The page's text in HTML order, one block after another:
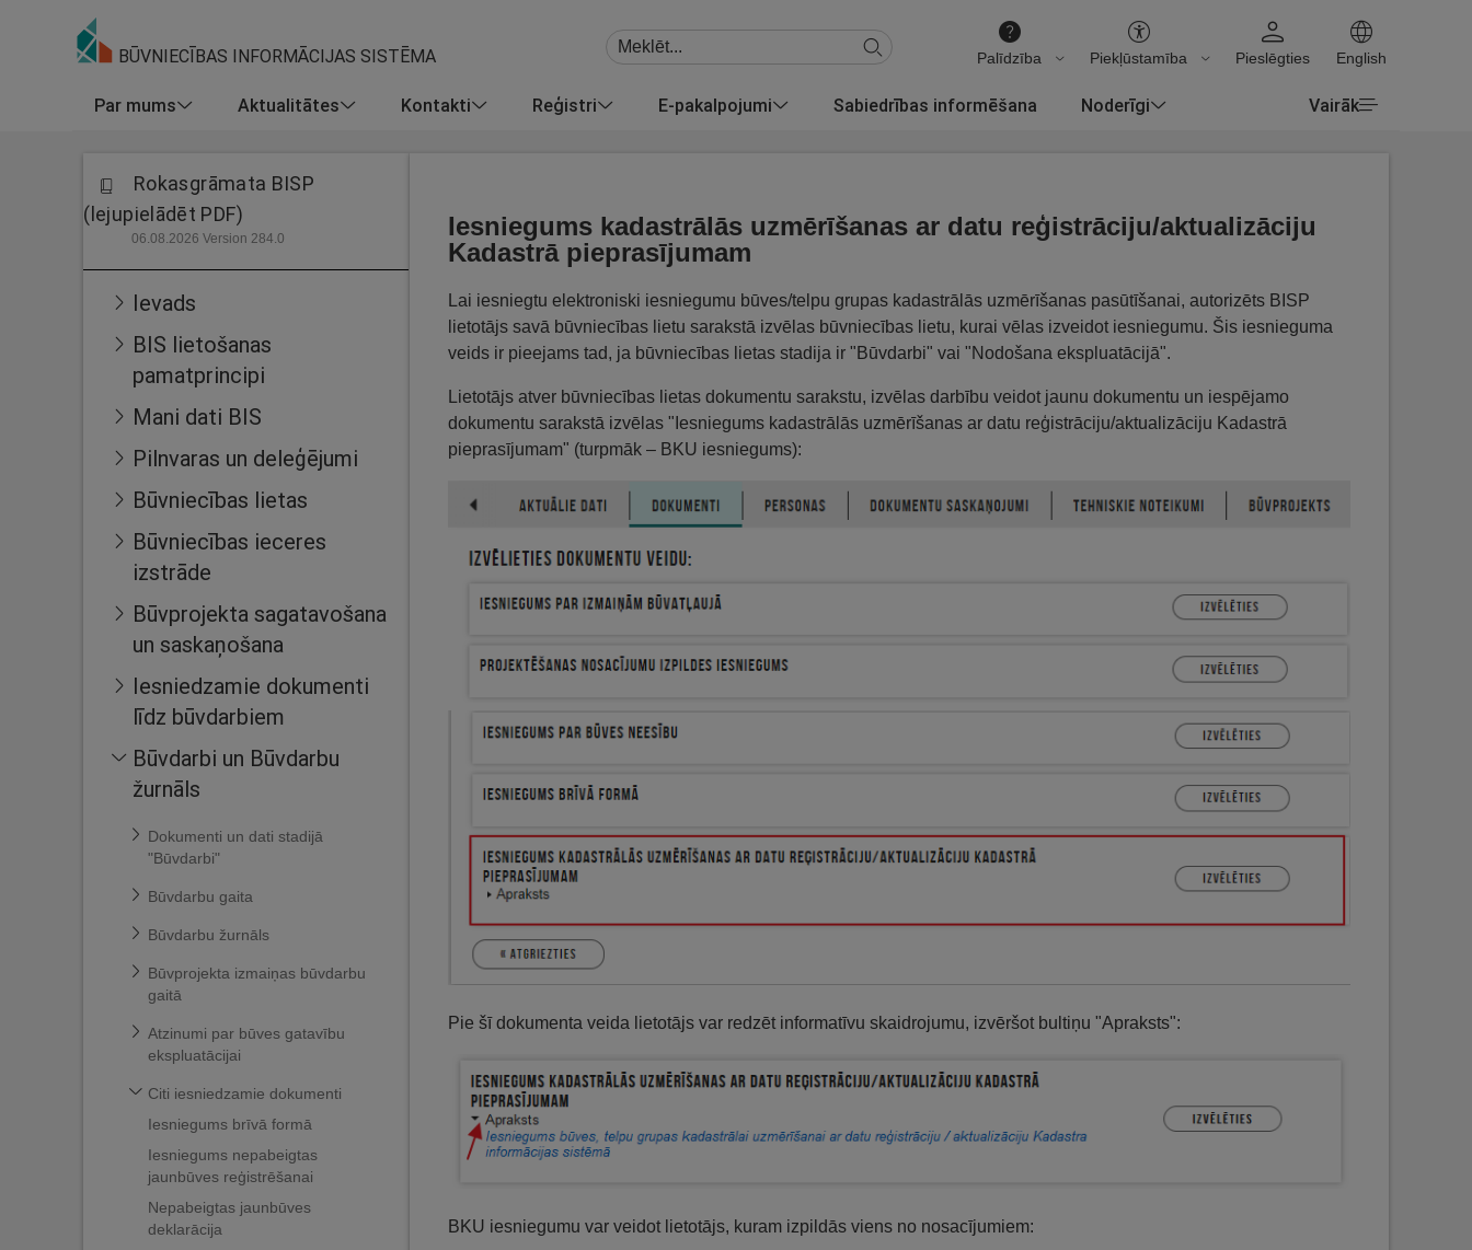
BŪVNIECĪBAS INFORMĀCIJAS SISTĒMA Palīdzība Piekļūstamība Pieslēgties English
Par mums Aktualitātes Kontakti Reģistri E-pakalpojumi Sabiedrības informēšana Noderīgi Vairāk
Rokasgrāmata BISP
(lejupielādēt PDF)
06.08.2026 Version 284.0
Ievads
BIS lietošanas
pamatprincipi
Mani dati BIS
Pilnvaras un deleģējumi
Būvniecības lietas
Būvniecības ieceres
izstrāde
Būvprojekta sagatavošana
un saskaņošana
Iesniedzamie dokumenti
līdz būvdarbiem
Būvdarbi un Būvdarbu
žurnāls
Dokumenti un dati stadijā
"Būvdarbi"
Būvdarbu gaita
Būvdarbu žurnāls
Būvprojekta izmaiņas būvdarbu
gaitā
Atzinumi par būves gatavību
ekspluatācijai
Citi iesniedzamie dokumenti
Iesniegums brīvā formā
Iesniegums nepabeigtas
jaunbūves reģistrēšanai
Nepabeigtas jaunbūves
deklarācija
Iesniegums kadastrālās uzmērīšanas ar datu reģistrāciju/aktualizāciju
Kadastrā pieprasījumam
Lai iesniegtu elektroniski iesniegumu būves/telpu grupas kadastrālās uzmērīšanas pasūtīšanai, autorizēts BISP
lietotājs savā būvniecības lietu sarakstā izvēlas būvniecības lietu, kurai vēlas izveidot iesniegumu. Šis iesnieguma
veids ir pieejams tad, ja būvniecības lietas stadija ir "Būvdarbi" vai "Nodošana ekspluatācijā".
Lietotājs atver būvniecības lietas dokumentu sarakstu, izvēlas darbību veidot jaunu dokumentu un iespējamo
dokumentu sarakstā izvēlas "Iesniegums kadastrālās uzmērīšanas ar datu reģistrāciju/aktualizāciju Kadastrā
pieprasījumam" (turpmāk – BKU iesniegums):
Pie šī dokumenta veida lietotājs var redzēt informatīvu skaidrojumu, izvēršot bultiņu "Apraksts":
BKU iesniegumu var veidot lietotājs, kuram izpildās viens no nosacījumiem: